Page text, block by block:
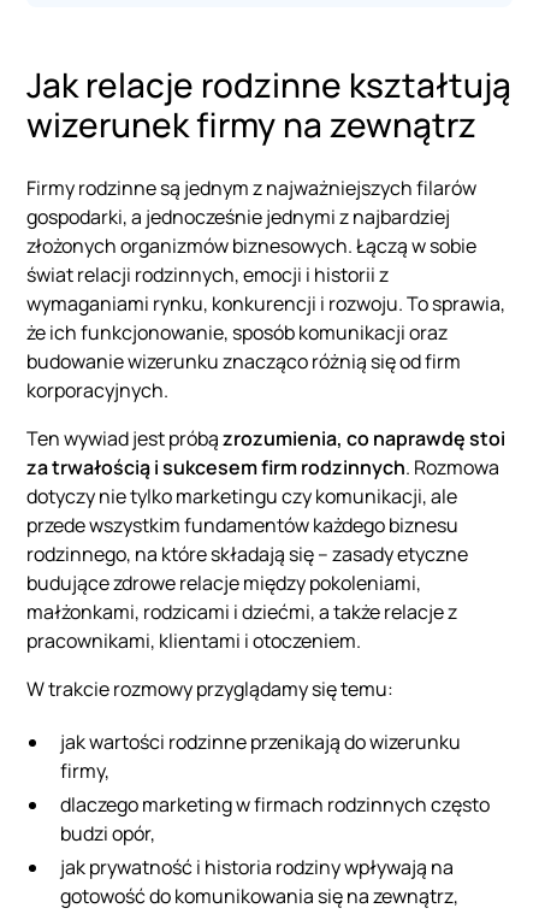
Jak relacje rodzinne kształtują
wizerunek firmy na zewnątrz
Firmy rodzinne są jednym z najważniejszych filarów
gospodarki, a jednocześnie jednymi z najbardziej
złożonych organizmów biznesowych. Łączą w sobie
świat relacji rodzinnych, emocji i historii z
wymaganiami rynku, konkurencji i rozwoju. To sprawia,
że ich funkcjonowanie, sposób komunikacji oraz
budowanie wizerunku znacząco różnią się od firm
korporacyjnych.
Ten wywiad jest próbązrozumienia, co naprawdę stoi
za trwałością i sukcesem firm rodzinnych. Rozmowa
dotyczy nie tylko marketingu czy komunikacji, ale
przede wszystkim fundamentów każdego biznesu
rodzinnego, na które składają się – zasady etyczne
budujące zdrowe relacje między pokoleniami,
małżonkami, rodzicami i dziećmi, a także relacje z
pracownikami, klientami i otoczeniem.
W trakcie rozmowy przyglądamy się temu:
jak wartości rodzinne przenikają do wizerunku
firmy,
dlaczego marketing w firmach rodzinnych często
budzi opór,
jak prywatność i historia rodziny wpływają na
gotowość do komunikowania się na zewnątrz,